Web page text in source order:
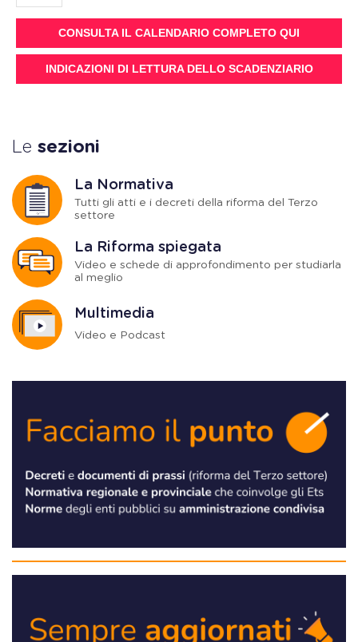
CONSULTA IL CALENDARIO COMPLETO QUI
INDICAZIONI DI LETTURA DELLO SCADENZIARIO
Le sezioni
La Normativa
Tutti gli atti e i decreti della riforma del Terzo
settore
La Riforma spiegata
Video e schede di approfondimento per studiarla
al meglio
Multimedia
Video e Podcast